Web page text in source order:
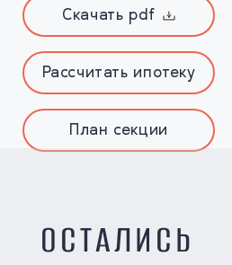
Скачать pdf
Рассчитать ипотеку
План секции
ОСТАЛИСЬ